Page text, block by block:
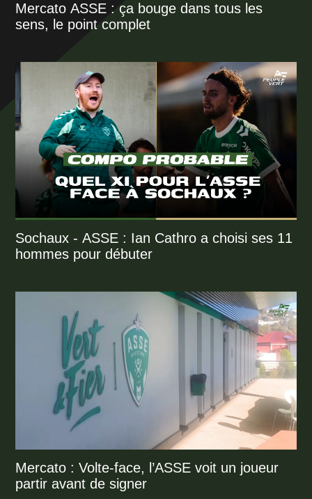
Mercato ASSE : ça bouge dans tous les
sens, le point complet
Sochaux - ASSE : Ian Cathro a choisi ses 11
hommes pour débuter
Mercato : Volte-face, l’ASSE voit un joueur
partir avant de signer